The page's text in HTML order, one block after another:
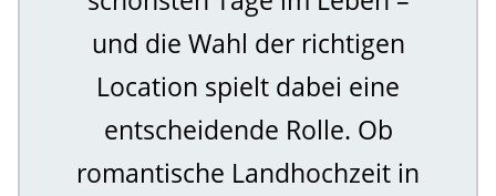
und die Wahl der richtigen
Location spielt dabei eine
entscheidende Rolle. Ob
romantische Landhochzeit in